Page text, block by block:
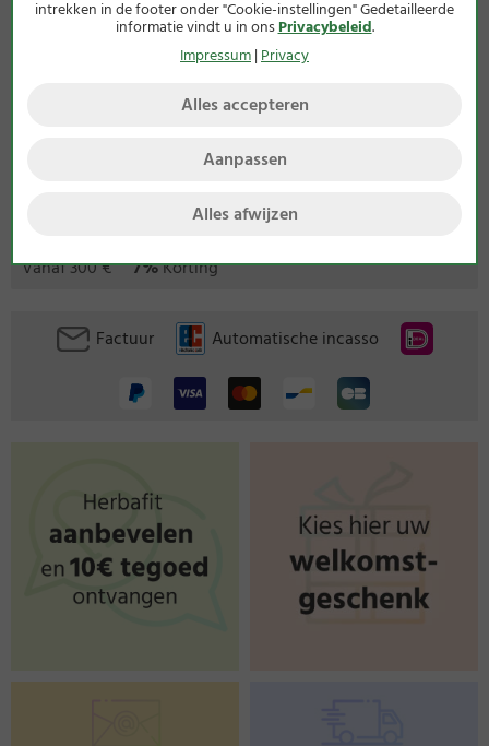
intrekken in de footer onder "Cookie-instellingen" Gedetailleerde
informatie vindt u in onsPrivacybeleid.
Impressum|Privacy
Alles accepteren
Aanpassen
Alles afwijzen
verzendkosten
Korting
Vanaf 300 € 7%Korting
Factuur Automatische incasso